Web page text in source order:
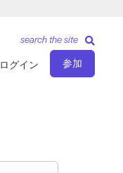
ログイン 参加
search the site